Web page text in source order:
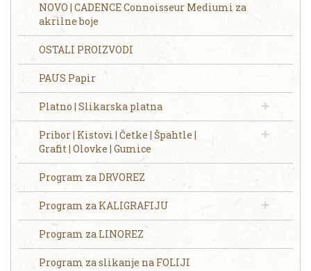
NOVO | CADENCE Connoisseur Mediumi za
akrilne boje
OSTALI PROIZVODI
PAUS Papir
Platno | Slikarska platna
Pribor | Kistovi | Četke | Špahtle |
Grafit | Olovke | Gumice
Program za DRVOREZ
Program za KALIGRAFIJU
Program za LINOREZ
Program za slikanje na FOLIJI